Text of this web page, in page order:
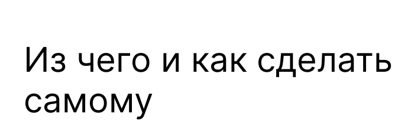
Из чего и как
самому